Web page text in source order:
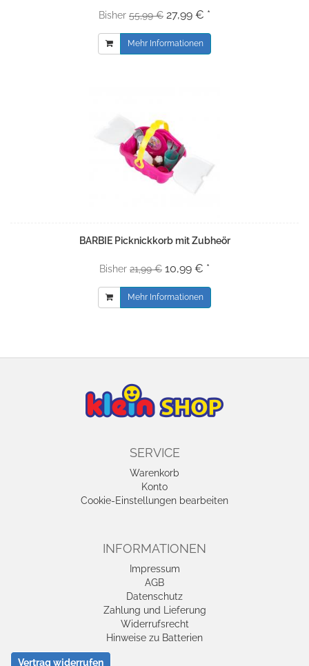
Bisher 55,99 € 27,99 € *
Mehr Informationen
BARBIE Picknickkorb mit Zubheör
Bisher 21,99 € 10,99 € *
Mehr Informationen
SERVICE
Warenkorb
Konto
Cookie-Einstellungen bearbeiten
INFORMATIONEN
Impressum
AGB
Datenschutz
Zahlung und Lieferung
Widerrufsrecht
Hinweise zu Batterien
Vertrag widerrufen